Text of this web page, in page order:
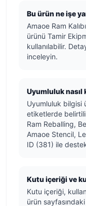
Bu ürün ne işe
Amaoe Ram
ürünü Tamir
kullanılabilir.
inceleyin.
Uyumluluk
Uyumluluk bilgisi
etiketlerde
Ram Reballing,
Amaoe Stencil,
ID (381) ile
Kutu içeriği ve
Kutu içeriği,
ürün